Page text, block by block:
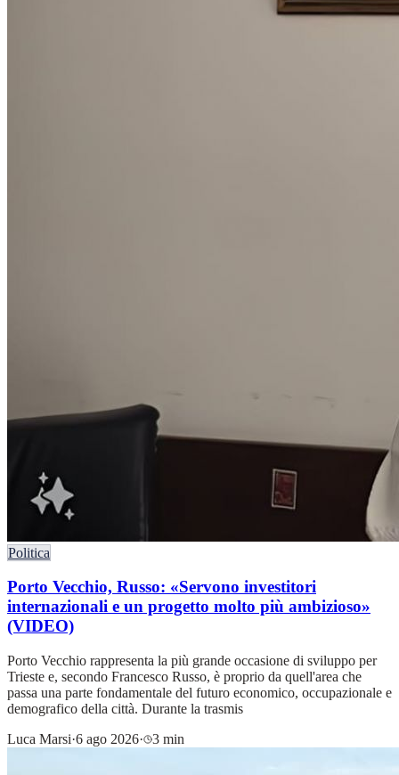
Politica
Porto Vecchio, Russo: «Servono investitori
internazionali e un progetto molto più ambizioso»
(VIDEO)
Porto Vecchio rappresenta la più grande occasione di sviluppo per
Trieste e, secondo Francesco Russo, è proprio da quell'area che
passa una parte fondamentale del futuro economico, occupazionale e
demografico della città. Durante la trasmis
Luca Marsi·6 ago 2026· 3 min